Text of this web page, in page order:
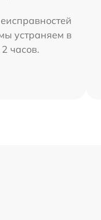
устраняем в
часов.